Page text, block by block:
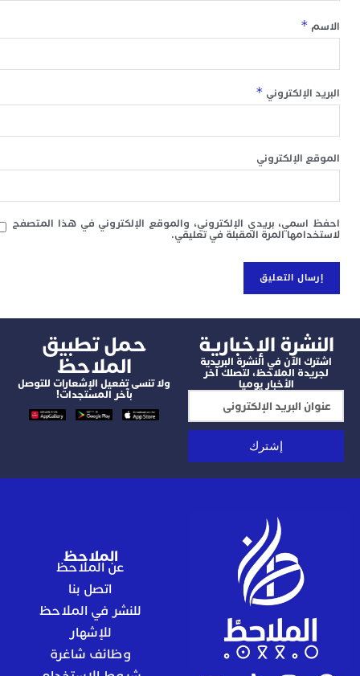
الإلكتروني*
الإلكتروني
بريدي الإلكتروني، والموقع الإلكتروني في هذا المتصفح
المرة المقبلة في تعليقي.
الإخبارية
الآن في النشرة البريدية
الملاحظ، لتصلك آخر
الأخبار يوميا
‫حمل تطبيق
الملاحظ
ولا تنسى تفعيل الإشعارات للتوصل
بآخر المستجدات!
الملاحظ
عن الملاحظ
للنشر في الملاحظ
وظائف شاغرة